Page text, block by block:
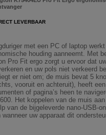
LEVERBAAR
met een PC of laptop
houding aanneemt. Met
Pro Fit ergo zorgt u ervoor dat
en uw pols niet verkeerd
er niet om; de muis bevat 5
vooruit en achteruit), heeft
of pagina’s heen te
Het koppelen van de muis
van de bijgeleverde nano-USB-
wanneer uw apparaat dit